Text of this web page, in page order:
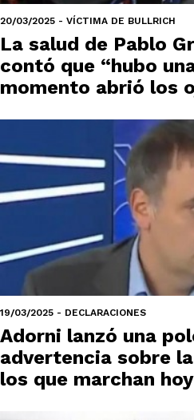
20/03/2025 - VÍCTIMA DE BULLRICH
La salud de Pablo
contó que “hubo
momento abrió los
19/03/2025 - DECLARACIONES
Adorni lanzó una
advertencia sobre
los que marchan